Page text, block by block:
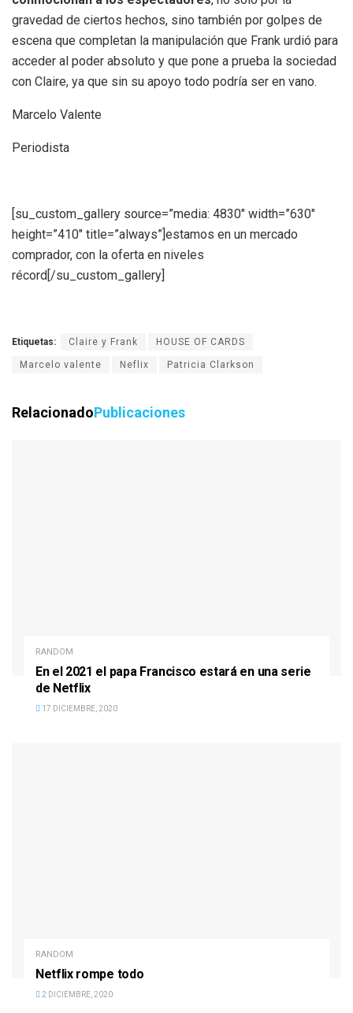
gravedad de ciertos hechos, sino también por golpes de
escena que completan la manipulación que Frank urdió para
acceder al poder absoluto y que pone a prueba la sociedad
con Claire, ya que sin su apoyo todo podría ser en vano.
Marcelo Valente
Periodista
[su_custom_gallery source=”media: 4830″ width=”630″
height=”410″ title=”always”]estamos en un mercado
comprador, con la oferta en niveles
récord[/su_custom_gallery]
Etiquetas: Claire y Frank HOUSE OF CARDS
Marcelo valente Neflix Patricia Clarkson
RelacionadoPublicaciones
RANDOM
En el 2021 el papa Francisco estará en una serie
de Netflix
17 DICIEMBRE, 2020
RANDOM
Netflix rompe todo
2 DICIEMBRE, 2020